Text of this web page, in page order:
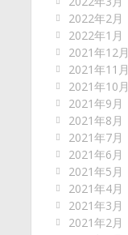
2022年2月
2022年1月
2021年12月
2021年11月
2021年10月
2021年9月
2021年8月
2021年7月
2021年6月
2021年5月
2021年4月
2021年3月
2021年2月